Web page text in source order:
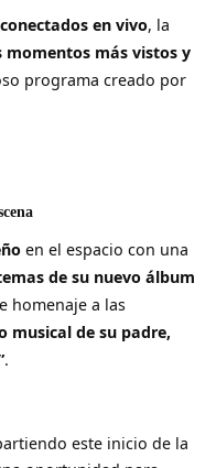
en vivo, la
momentos más vistos y
programa creado por
en el espacio con una
de su nuevo álbum
homenaje a las
musical de su padre,
.
este inicio de la